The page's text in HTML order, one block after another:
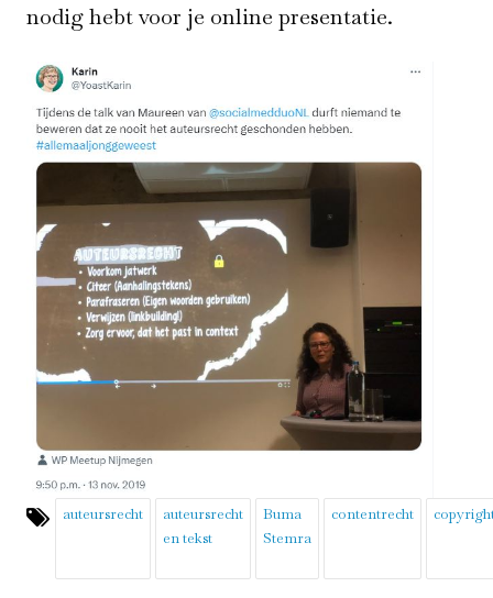
nodig hebt voor je online presentatie.
auteursrecht
auteursrecht
en tekst
Buma
Stemra
contentrecht